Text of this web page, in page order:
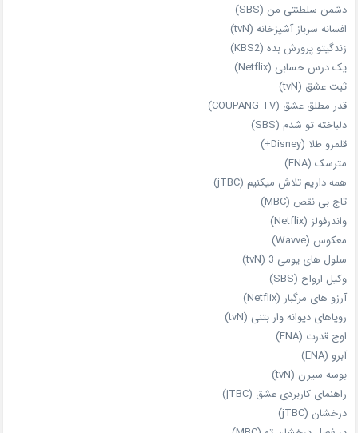
دشمن سلطنتی من (SBS)
افسانه سرباز آشپزخانه (tvN)
زندگیتو پرورش بده (KBS2)
یک درس حسابی (Netflix)
ثبت عشق (tvN)
قدر مطلق عشق (COUPANG TV)
دلباخته تو شدم (SBS)
قلمرو طلا (Disney+)
مترسک (ENA)
همه داریم تلاش میکنیم (jTBC)
تاج بی‌ نقص (MBC)
واندرفولز (Netflix)
معکوس (Wavve)
سلول های یومی 3 (tvN)
وکیل ارواح (SBS)
آرزو های مرگبار (Netflix)
رویاهای دیوانه‌ وار بتنی (tvN)
اوج قدرت (ENA)
آبرو (ENA)
بوسه سیرن (tvN)
راهنمای کاربردی عشق (jTBC)
درخشان (jTBC)